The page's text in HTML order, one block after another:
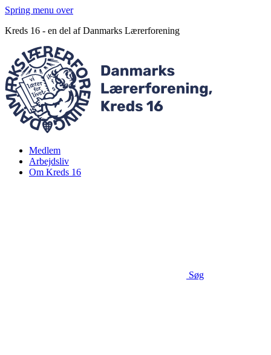
Spring menu over
Kreds 16 - en del af Danmarks Lærerforening
Medlem
Arbejdsliv
Om Kreds 16
Søg